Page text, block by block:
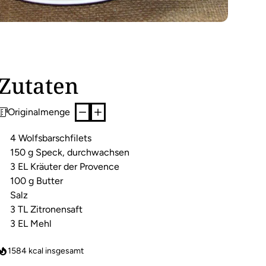
Originalmenge
4 Wolfsbarschfilets
150 g Speck, durchwachsen
3 EL Kräuter der Provence
100 g Butter
Salz
3 TL Zitronensaft
3 EL Mehl
1584 kcal insgesamt